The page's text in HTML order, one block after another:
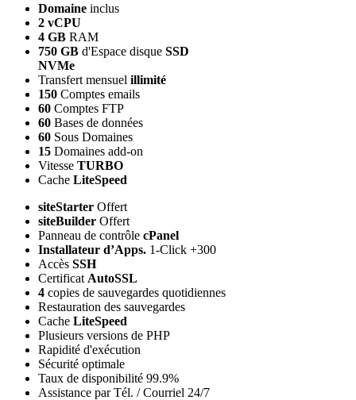
Domaine inclus
2 vCPU
4 GB RAM
750 GB d'Espace disque SSD
NVMe
Transfert mensuel illimité
150 Comptes emails
60 Comptes FTP
60 Bases de données
60 Sous Domaines
15 Domaines add-on
Vitesse TURBO
Cache LiteSpeed
siteStarter Offert
siteBuilder Offert
Panneau de contrôle cPanel
Installateur d’Apps. 1-Click +300
Accès SSH
Certificat AutoSSL
4 copies de sauvegardes quotidiennes
Restauration des sauvegardes
Cache LiteSpeed
Plusieurs versions de PHP
Rapidité d'exécution
Sécurité optimale
Taux de disponibilité 99.9%
Assistance par Tél. / Courriel 24/7